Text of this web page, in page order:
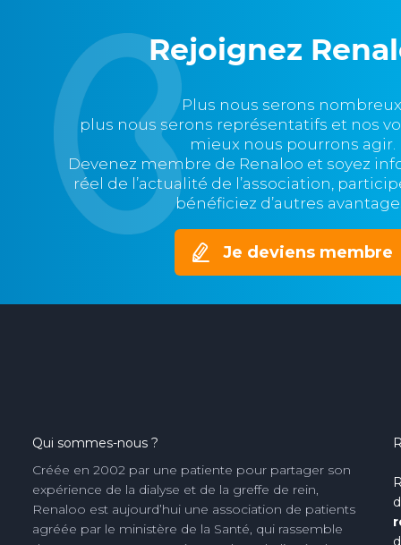
Rejoignez
Plus nous serons
plus nous serons représentatifs et nos
mieux nous pourrons agir.
Devenez membre de Renaloo et soyez
réel de l’actualité de l’association,
bénéficiez d’autres
Je deviens membre
Qui sommes-nous ?
Créée en 2002 par une patiente pour partager son
expérience de la dialyse et de la greffe de rein,
Renaloo est aujourd’hui une association de patients
agréée par le ministère de la Santé, qui rassemble